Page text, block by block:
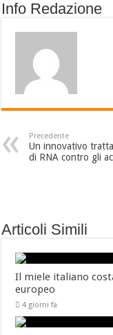
Info Redazione
Precedente
Un innovativo
di RNA contro gli
Articoli Simili
Il miele italiano
europeo
4 giorni fa